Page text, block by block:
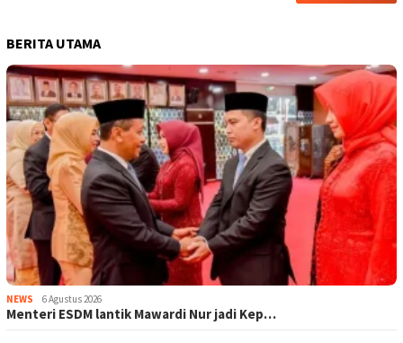
BERITA UTAMA
NEWS 6 Agustus 2026
Menteri ESDM lantik Mawardi Nur jadi Kep…